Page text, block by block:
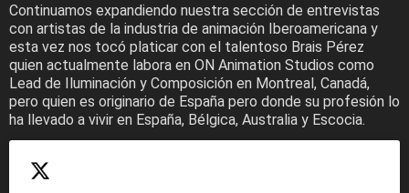
Continuamos expandiendo nuestra sección de entrevistas
con artistas de la industria de animación Iberoamericana y
esta vez nos tocó platicar con el talentoso Brais Pérez
quien actualmente labora en ON Animation Studios como
Lead de Iluminación y Composición en Montreal, Canadá,
pero quien es originario de España pero donde su profesión lo
ha llevado a vivir en España, Bélgica, Australia y Escocia.